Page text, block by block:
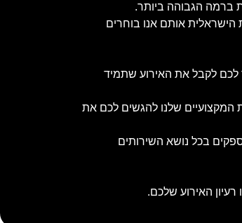
ברמה הגבוהה ביותר.
הישראלית אותם אנו בוחרים
לכם לקבל את האירוע שתמיד
המקצועיים שלנו להגשים לכם את
בכל נושא השירותים
האירוע שלכם.